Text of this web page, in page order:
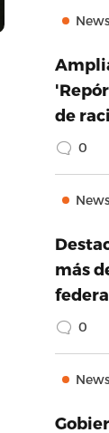
News
de
0
News
más
0
News